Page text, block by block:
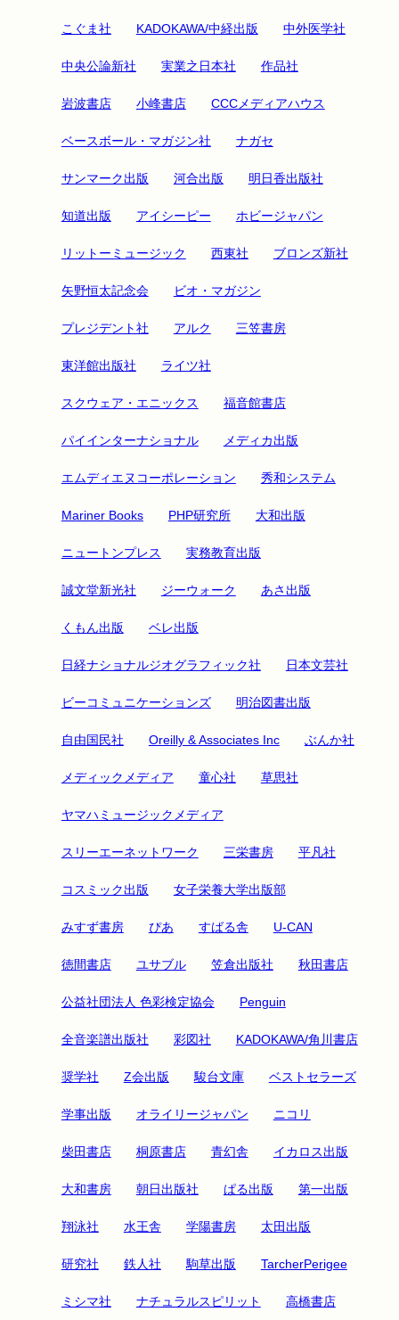
こぐま社 KADOKAWA/中経出版 中外医学社
中央公論新社 実業之日本社 作品社
岩波書店 小峰書店 CCCメディアハウス
ベースボール・マガジン社 ナガセ
サンマーク出版 河合出版 明日香出版社
知道出版 アイシーピー ホビージャパン
リットーミュージック 西東社 ブロンズ新社
矢野恒太記念会 ビオ・マガジン
プレジデント社 アルク 三笠書房
東洋館出版社 ライツ社
スクウェア・エニックス 福音館書店
パイインターナショナル メディカ出版
エムディエヌコーポレーション 秀和システム
Mariner Books PHP研究所 大和出版
ニュートンプレス 実務教育出版
誠文堂新光社 ジーウォーク あさ出版
くもん出版 ベレ出版
日経ナショナルジオグラフィック社 日本文芸社
ビーコミュニケーションズ 明治図書出版
自由国民社 Oreilly & Associates Inc ぶんか社
メディックメディア 童心社 草思社
ヤマハミュージックメディア
スリーエーネットワーク 三栄書房 平凡社
コスミック出版 女子栄養大学出版部
みすず書房 ぴあ すばる舎 U-CAN
徳間書店 ユサブル 笠倉出版社 秋田書店
公益社団法人 色彩検定協会 Penguin
全音楽譜出版社 彩図社 KADOKAWA/角川書店
奨学社 Z会出版 駿台文庫 ベストセラーズ
学事出版 オライリージャパン ニコリ
柴田書店 桐原書店 青幻舎 イカロス出版
大和書房 朝日出版社 ぱる出版 第一出版
翔泳社 水王舎 学陽書房 太田出版
研究社 鉄人社 駒草出版 TarcherPerigee
ミシマ社 ナチュラルスピリット 高橋書店